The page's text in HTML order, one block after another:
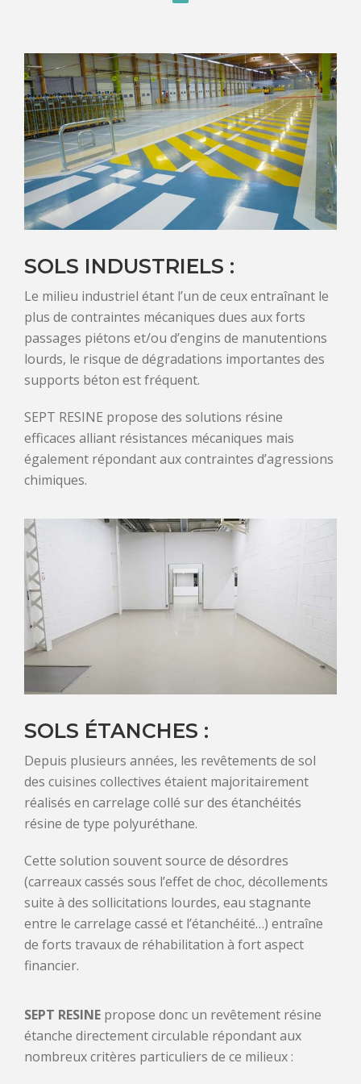
SOLS INDUSTRIELS :
Le milieu industriel étant l’un de ceux entraînant le
plus de contraintes mécaniques dues aux forts
passages piétons et/ou d’engins de manutentions
lourds, le risque de dégradations importantes des
supports béton est fréquent.
SEPT RESINE propose des solutions résine
efficaces alliant résistances mécaniques mais
également répondant aux contraintes d’agressions
chimiques.
SOLS ÉTANCHES :
Depuis plusieurs années, les revêtements de sol
des cuisines collectives étaient majoritairement
réalisés en carrelage collé sur des étanchéités
résine de type polyuréthane.
Cette solution souvent source de désordres
(carreaux cassés sous l’effet de choc, décollements
suite à des sollicitations lourdes, eau stagnante
entre le carrelage cassé et l’étanchéité…) entraîne
de forts travaux de réhabilitation à fort aspect
financier.
SEPT RESINE propose donc un revêtement résine
étanche directement circulable répondant aux
nombreux critères particuliers de ce milieux :